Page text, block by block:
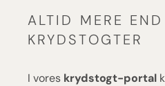
ALTID MERE
KRYDSTOGTER
I vores krydstogt-portal